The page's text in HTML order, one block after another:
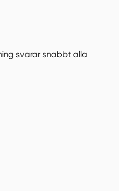
svarar snabbt alla